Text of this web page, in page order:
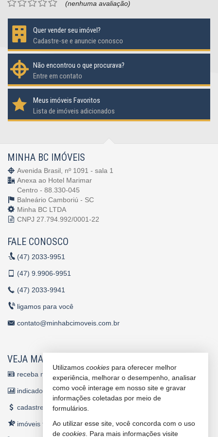
(nenhuma avaliação)
Quer vender seu imóvel?
Cadastre-se e anuncie conosco
Não encontrou o que procurava?
Entre em contato
Meus imóveis Favoritos
Lista de imóveis adicionados
MINHA BC IMÓVEIS
Avenida Brasil, nº 1091 - sala 1
Anexa ao Hotel Marimar
Centro - 88.330-045
Balneário Camboriú - SC
Minha BC LTDA
CNPJ 27.794.992/0001-22
FALE CONOSCO
(47) 2033-9951
(47) 9.9906-9951
(47) 2033-9941
ligamos para você
contato@minhabcimoveis.com.br
VEJA MAIS
receba nosso newsletter
indicadores financeiros
cadastre seu imóvel
imóveis favoritos
Utilizamos cookies para oferecer melhor
experiência, melhorar o desempenho, analisar
como você interage em nosso site e gravar
informações coletadas por meio de
formulários.
Ao utilizar esse site, você concorda com o uso
de cookies . Para mais informações visite